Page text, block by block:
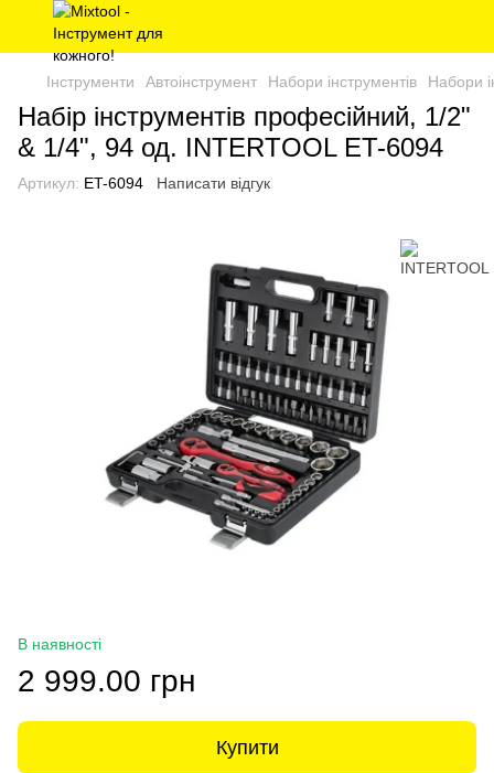
Інструменти Автоінструмент Набори інструментів Набори
Набір інструментів професійний, 1/2"
& 1/4", 94 од. INTERTOOL ET-6094
Артикул: ET-6094 Написати відгук
В наявності
2 999.00 грн
Купити